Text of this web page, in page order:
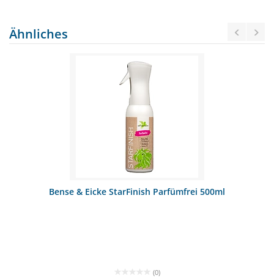
Ähnliches
Bense & Eicke StarFinish Parfümfrei 500ml
(0)